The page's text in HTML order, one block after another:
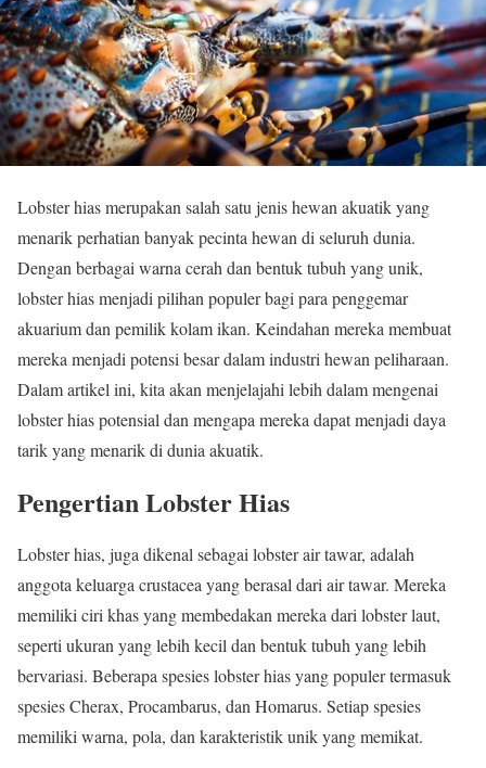
Lobster hias merupakan salah satu jenis hewan akuatik yang
menarik perhatian banyak pecinta hewan di seluruh dunia.
Dengan berbagai warna cerah dan bentuk tubuh yang unik,
lobster hias menjadi pilihan populer bagi para penggemar
akuarium dan pemilik kolam ikan. Keindahan mereka membuat
mereka menjadi potensi besar dalam industri hewan peliharaan.
Dalam artikel ini, kita akan menjelajahi lebih dalam mengenai
lobster hias potensial dan mengapa mereka dapat menjadi daya
tarik yang menarik di dunia akuatik.
Pengertian Lobster Hias
Lobster hias, juga dikenal sebagai lobster air tawar, adalah
anggota keluarga crustacea yang berasal dari air tawar. Mereka
memiliki ciri khas yang membedakan mereka dari lobster laut,
seperti ukuran yang lebih kecil dan bentuk tubuh yang lebih
bervariasi. Beberapa spesies lobster hias yang populer termasuk
spesies Cherax, Procambarus, dan Homarus. Setiap spesies
memiliki warna, pola, dan karakteristik unik yang memikat.